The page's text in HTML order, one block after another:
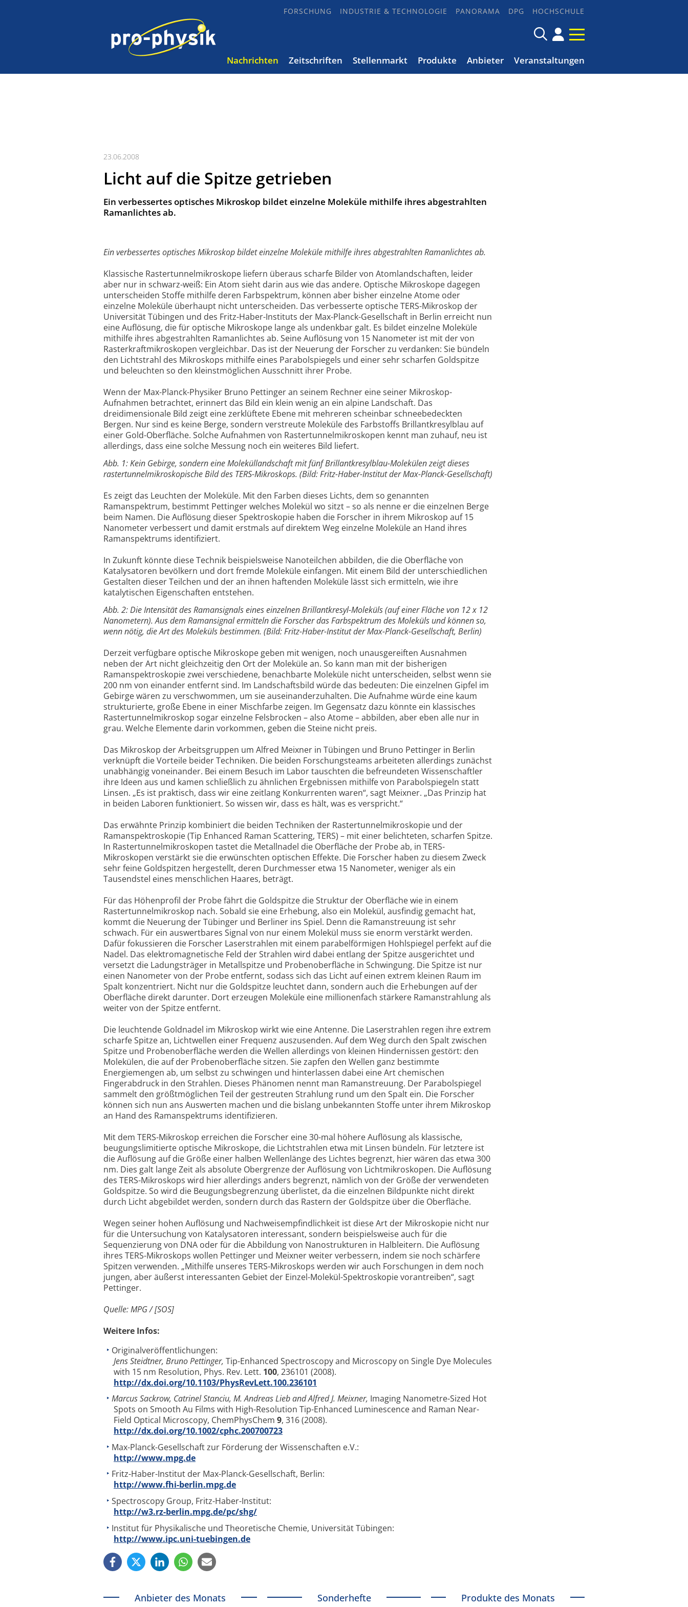
FORSCHUNG INDUSTRIE & TECHNOLOGIE PANORAMA DPG HOCHSCHULE
Nachrichten Zeitschriften Stellenmarkt Produkte Anbieter Veranstaltungen
23.06.2008
Licht auf die Spitze getrieben
Ein verbessertes optisches Mikroskop bildet einzelne Moleküle mithilfe ihres abgestrahlten
Ramanlichtes ab.
Ein verbessertes optisches Mikroskop bildet einzelne Moleküle mithilfe ihres abgestrahlten Ramanlichtes ab.
Klassische Rastertunnelmikroskope liefern überaus scharfe Bilder von Atomlandschaften, leider
aber nur in schwarz-weiß: Ein Atom sieht darin aus wie das andere. Optische Mikroskope dagegen
unterscheiden Stoffe mithilfe deren Farbspektrum, können aber bisher einzelne Atome oder
einzelne Moleküle überhaupt nicht unterscheiden. Das verbesserte optische TERS-Mikroskop der
Universität Tübingen und des Fritz-Haber-Instituts der Max-Planck-Gesellschaft in Berlin erreicht nun
eine Auflösung, die für optische Mikroskope lange als undenkbar galt. Es bildet einzelne Moleküle
mithilfe ihres abgestrahlten Ramanlichtes ab. Seine Auflösung von 15 Nanometer ist mit der von
Rasterkraftmikroskopen vergleichbar. Das ist der Neuerung der Forscher zu verdanken: Sie bündeln
den Lichtstrahl des Mikroskops mithilfe eines Parabolspiegels und einer sehr scharfen Goldspitze
und beleuchten so den kleinstmöglichen Ausschnitt ihrer Probe.
Wenn der Max-Planck-Physiker Bruno Pettinger an seinem Rechner eine seiner Mikroskop-
Aufnahmen betrachtet, erinnert das Bild ein klein wenig an ein alpine Landschaft. Das
dreidimensionale Bild zeigt eine zerklüftete Ebene mit mehreren scheinbar schneebedeckten
Bergen. Nur sind es keine Berge, sondern verstreute Moleküle des Farbstoffs Brillantkresylblau auf
einer Gold-Oberfläche. Solche Aufnahmen von Rastertunnelmikroskopen kennt man zuhauf, neu ist
allerdings, dass eine solche Messung noch ein weiteres Bild liefert.
Abb. 1: Kein Gebirge, sondern eine Moleküllandschaft mit fünf Brillantkresylblau-Molekülen zeigt dieses
rastertunnelmikroskopische Bild des TERS-Mikroskops. (Bild: Fritz-Haber-Institut der Max-Planck-Gesellschaft)
Es zeigt das Leuchten der Moleküle. Mit den Farben dieses Lichts, dem so genannten
Ramanspektrum, bestimmt Pettinger welches Molekül wo sitzt – so als nenne er die einzelnen Berge
beim Namen. Die Auflösung dieser Spektroskopie haben die Forscher in ihrem Mikroskop auf 15
Nanometer verbessert und damit erstmals auf direktem Weg einzelne Moleküle an Hand ihres
Ramanspektrums identifiziert.
In Zukunft könnte diese Technik beispielsweise Nanoteilchen abbilden, die die Oberfläche von
Katalysatoren bevölkern und dort fremde Moleküle einfangen. Mit einem Bild der unterschiedlichen
Gestalten dieser Teilchen und der an ihnen haftenden Moleküle lässt sich ermitteln, wie ihre
katalytischen Eigenschaften entstehen.
Abb. 2: Die Intensität des Ramansignals eines einzelnen Brillantkresyl-Moleküls (auf einer Fläche von 12 x 12
Nanometern). Aus dem Ramansignal ermitteln die Forscher das Farbspektrum des Moleküls und können so,
wenn nötig, die Art des Moleküls bestimmen. (Bild: Fritz-Haber-Institut der Max-Planck-Gesellschaft, Berlin)
Derzeit verfügbare optische Mikroskope geben mit wenigen, noch unausgereiften Ausnahmen
neben der Art nicht gleichzeitig den Ort der Moleküle an. So kann man mit der bisherigen
Ramanspektroskopie zwei verschiedene, benachbarte Moleküle nicht unterscheiden, selbst wenn sie
200 nm von einander entfernt sind. Im Landschaftsbild würde das bedeuten: Die einzelnen Gipfel im
Gebirge wären zu verschwommen, um sie auseinanderzuhalten. Die Aufnahme würde eine kaum
strukturierte, große Ebene in einer Mischfarbe zeigen. Im Gegensatz dazu könnte ein klassisches
Rastertunnelmikroskop sogar einzelne Felsbrocken – also Atome – abbilden, aber eben alle nur in
grau. Welche Elemente darin vorkommen, geben die Steine nicht preis.
Das Mikroskop der Arbeitsgruppen um Alfred Meixner in Tübingen und Bruno Pettinger in Berlin
verknüpft die Vorteile beider Techniken. Die beiden Forschungsteams arbeiteten allerdings zunächst
unabhängig voneinander. Bei einem Besuch im Labor tauschten die befreundeten Wissenschaftler
ihre Ideen aus und kamen schließlich zu ähnlichen Ergebnissen mithilfe von Parabolspiegeln statt
Linsen. „Es ist praktisch, dass wir eine zeitlang Konkurrenten waren“, sagt Meixner. „Das Prinzip hat
in beiden Laboren funktioniert. So wissen wir, dass es hält, was es verspricht.“
Das erwähnte Prinzip kombiniert die beiden Techniken der Rastertunnelmikroskopie und der
Ramanspektroskopie (Tip Enhanced Raman Scattering, TERS) – mit einer belichteten, scharfen Spitze.
In Rastertunnelmikroskopen tastet die Metallnadel die Oberfläche der Probe ab, in TERS-
Mikroskopen verstärkt sie die erwünschten optischen Effekte. Die Forscher haben zu diesem Zweck
sehr feine Goldspitzen hergestellt, deren Durchmesser etwa 15 Nanometer, weniger als ein
Tausendstel eines menschlichen Haares, beträgt.
Für das Höhenprofil der Probe fährt die Goldspitze die Struktur der Oberfläche wie in einem
Rastertunnelmikroskop nach. Sobald sie eine Erhebung, also ein Molekül, ausfindig gemacht hat,
kommt die Neuerung der Tübinger und Berliner ins Spiel. Denn die Ramanstreuung ist sehr
schwach. Für ein auswertbares Signal von nur einem Molekül muss sie enorm verstärkt werden.
Dafür fokussieren die Forscher Laserstrahlen mit einem parabelförmigen Hohlspiegel perfekt auf die
Nadel. Das elektromagnetische Feld der Strahlen wird dabei entlang der Spitze ausgerichtet und
versetzt die Ladungsträger in Metallspitze und Probenoberfläche in Schwingung. Die Spitze ist nur
einen Nanometer von der Probe entfernt, sodass sich das Licht auf einen extrem kleinen Raum im
Spalt konzentriert. Nicht nur die Goldspitze leuchtet dann, sondern auch die Erhebungen auf der
Oberfläche direkt darunter. Dort erzeugen Moleküle eine millionenfach stärkere Ramanstrahlung als
weiter von der Spitze entfernt.
Die leuchtende Goldnadel im Mikroskop wirkt wie eine Antenne. Die Laserstrahlen regen ihre extrem
scharfe Spitze an, Lichtwellen einer Frequenz auszusenden. Auf dem Weg durch den Spalt zwischen
Spitze und Probenoberfläche werden die Wellen allerdings von kleinen Hindernissen gestört: den
Molekülen, die auf der Probenoberfläche sitzen. Sie zapfen den Wellen ganz bestimmte
Energiemengen ab, um selbst zu schwingen und hinterlassen dabei eine Art chemischen
Fingerabdruck in den Strahlen. Dieses Phänomen nennt man Ramanstreuung. Der Parabolspiegel
sammelt den größtmöglichen Teil der gestreuten Strahlung rund um den Spalt ein. Die Forscher
können sich nun ans Auswerten machen und die bislang unbekannten Stoffe unter ihrem Mikroskop
an Hand des Ramanspektrums identifizieren.
Mit dem TERS-Mikroskop erreichen die Forscher eine 30-mal höhere Auflösung als klassische,
beugungslimitierte optische Mikroskope, die Lichtstrahlen etwa mit Linsen bündeln. Für letztere ist
die Auflösung auf die Größe einer halben Wellenlänge des Lichtes begrenzt, hier wären das etwa 300
nm. Dies galt lange Zeit als absolute Obergrenze der Auflösung von Lichtmikroskopen. Die Auflösung
des TERS-Mikroskops wird hier allerdings anders begrenzt, nämlich von der Größe der verwendeten
Goldspitze. So wird die Beugungsbegrenzung überlistet, da die einzelnen Bildpunkte nicht direkt
durch Licht abgebildet werden, sondern durch das Rastern der Goldspitze über die Oberfläche.
Wegen seiner hohen Auflösung und Nachweisempfindlichkeit ist diese Art der Mikroskopie nicht nur
für die Untersuchung von Katalysatoren interessant, sondern beispielsweise auch für die
Sequenzierung von DNA oder für die Abbildung von Nanostrukturen in Halbleitern. Die Auflösung
ihres TERS-Mikroskops wollen Pettinger und Meixner weiter verbessern, indem sie noch schärfere
Spitzen verwenden. „Mithilfe unseres TERS-Mikroskops werden wir auch Forschungen in dem noch
jungen, aber äußerst interessanten Gebiet der Einzel-Molekül-Spektroskopie vorantreiben“, sagt
Pettinger.
Quelle: MPG / [SOS]
Weitere Infos:
Originalveröffentlichungen:
Jens Steidtner, Bruno Pettinger, Tip-Enhanced Spectroscopy and Microscopy on Single Dye Molecules
with 15 nm Resolution, Phys. Rev. Lett. 100, 236101 (2008).
http://dx.doi.org/10.1103/PhysRevLett.100.236101
Marcus Sackrow, Catrinel Stanciu, M. Andreas Lieb and Alfred J. Meixner, Imaging Nanometre-Sized Hot
Spots on Smooth Au Films with High-Resolution Tip-Enhanced Luminescence and Raman Near-
Field Optical Microscopy, ChemPhysChem 9, 316 (2008).
http://dx.doi.org/10.1002/cphc.200700723
Max-Planck-Gesellschaft zur Förderung der Wissenschaften e.V.:
http://www.mpg.de
Fritz-Haber-Institut der Max-Planck-Gesellschaft, Berlin:
http://www.fhi-berlin.mpg.de
Spectroscopy Group, Fritz-Haber-Institut:
http://w3.rz-berlin.mpg.de/pc/shg/
Institut für Physikalische und Theoretische Chemie, Universität Tübingen:
http://www.ipc.uni-tuebingen.de
Anbieter des Monats Sonderhefte Produkte des Monats